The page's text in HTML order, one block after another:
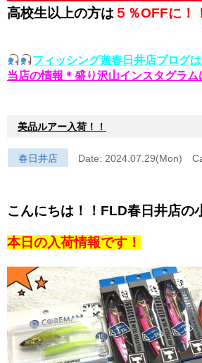
高校生以上の方は ５％OFFに！
フィッシング遊春日井店ブログ
当店の情報＊盛り沢山インスタグラム
美品ルアー入荷！！
春日井店 Date: 2024.07.29(Mon)
こんにちは！！FLD春日井店の
本日の入荷情報です！